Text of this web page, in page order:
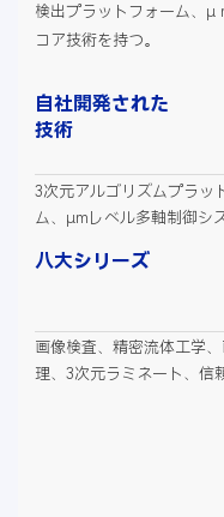
検出プラットフォーム、μ
コア技術を持つ。
自社開発された
技術
3次元アルゴリズムプラッ
ム、μmレベル多軸制御シ
八大シリーズ
画像検査、精密流体工学
理、3次元ラミネート、信